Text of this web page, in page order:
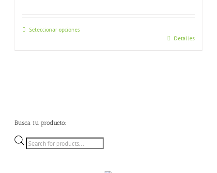
Seleccionar opciones
se
elegir
Detalles
Busca tu producto:
Búsqueda
de